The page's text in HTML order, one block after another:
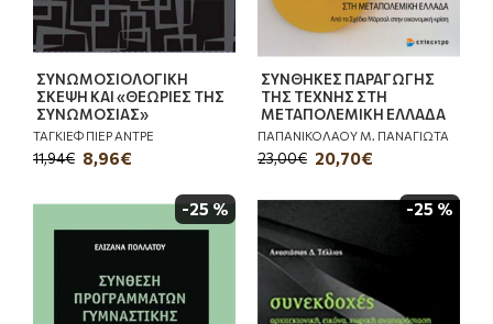
ΣΥΝΩΜΟΣΙΟΛΟΓΙΚΗ
ΣΚΕΨΗ ΚΑΙ «ΘΕΩΡΙΕΣ ΤΗΣ
ΣΥΝΩΜΟΣΙΑΣ»
ΤΑΓΚΙΕΦ ΠΙΕΡ ΑΝΤΡΕ
8,96€
11,94€
ΣΥΝΘΗΚΕΣ ΠΑΡΑΓΩΓΗΣ
ΤΗΣ ΤΕΧΝΗΣ ΣΤΗ
ΜΕΤΑΠΟΛΕΜΙΚΗ ΕΛΛΑΔΑ
ΠΑΠΑΝΙΚΟΛΑΟΥ Μ. ΠΑΝΑΓΙΩΤΑ
20,70€
23,00€
-25 % -25 %